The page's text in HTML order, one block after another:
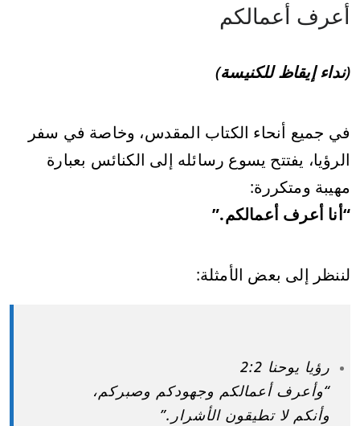
أعرف أعمالكم
(نداء إيقاظ للكنيسة)
في جميع أنحاء الكتاب المقدس، وخاصة في سفر
الرؤيا، يفتتح يسوع رسائله إلى الكنائس بعبارة
مهيبة ومتكررة:
“أنا أعرف أعمالكم.”
لننظر إلى بعض الأمثلة:
رؤيا يوحنا 2:2
“وأعرف أعمالكم وجهودكم وصبركم،
وأنكم لا تطيقون الأشرار.”